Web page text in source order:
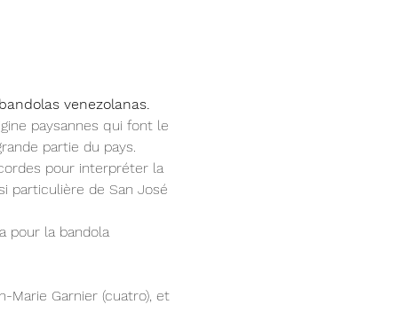
venezolanas.
paysannes qui font le
partie du pays.
particulière de San José
Marie Garnier (cuatro), et